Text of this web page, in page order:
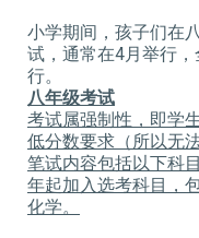
小学期间，孩子们在
试，通常在4月举行
行。
八年级考试
考试属强制性，即学
低分数要求（所以无
笔试内容包括以下科
年起加入选考科目，
化学。